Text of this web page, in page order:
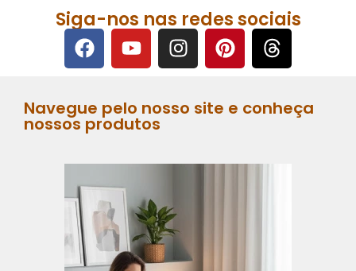
Siga-nos nas redes sociais
Navegue pelo nosso site e conheça
nossos produtos